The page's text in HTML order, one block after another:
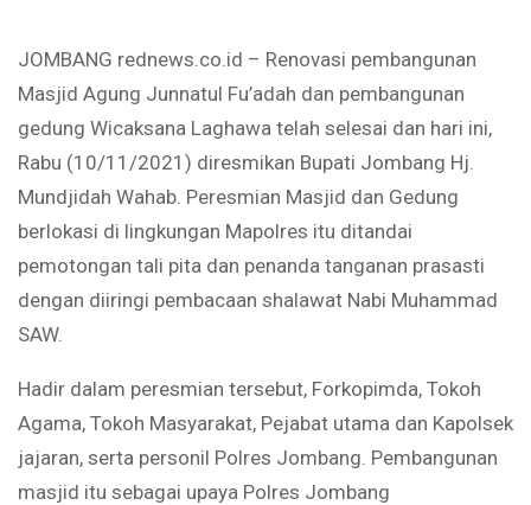
JOMBANG rednews.co.id – Renovasi pembangunan
Masjid Agung Junnatul Fu’adah dan pembangunan
gedung Wicaksana Laghawa telah selesai dan hari ini,
Rabu (10/11/2021) diresmikan Bupati Jombang Hj.
Mundjidah Wahab. Peresmian Masjid dan Gedung
berlokasi di lingkungan Mapolres itu ditandai
pemotongan tali pita dan penanda tanganan prasasti
dengan diiringi pembacaan shalawat Nabi Muhammad
SAW.
Hadir dalam peresmian tersebut, Forkopimda, Tokoh
Agama, Tokoh Masyarakat, Pejabat utama dan Kapolsek
jajaran, serta personil Polres Jombang. Pembangunan
masjid itu sebagai upaya Polres Jombang